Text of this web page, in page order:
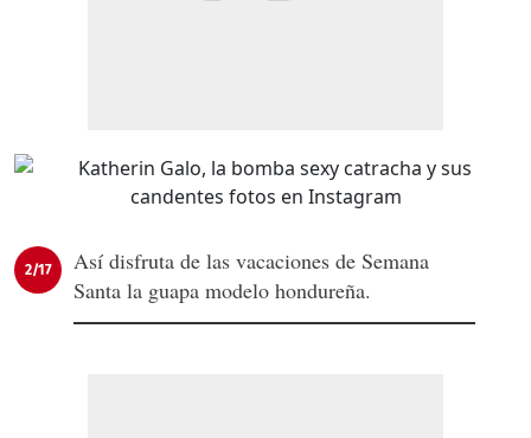
2/17
Así disfruta de las vacaciones de Semana
Santa la guapa modelo hondureña.